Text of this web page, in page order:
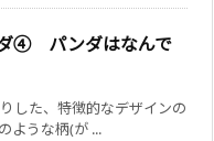
④ パンダはなんで
した、特徴的なデザインの
ような柄(が ...